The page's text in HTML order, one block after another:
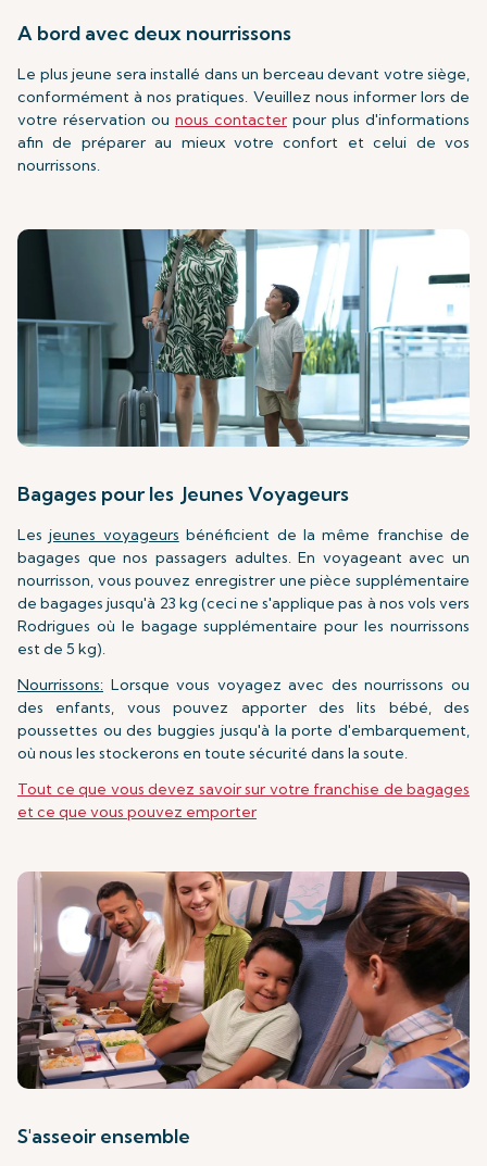
A bord avec deux nourrissons
Le plus jeune sera installé dans un berceau devant votre siège,
conformément à nos pratiques. Veuillez nous informer lors de
votre réservation ou nous contacter pour plus d'informations
afin de préparer au mieux votre confort et celui de vos
nourrissons.
Bagages pour les Jeunes Voyageurs
Lesjeunes voyageurs bénéficient de la même franchise de
bagages que nos passagers adultes. En voyageant avec un
nourrisson, vous pouvez enregistrer une pièce supplémentaire
de bagages jusqu'à 23 kg (ceci ne s'applique pas à nos vols vers
Rodrigues où le bagage supplémentaire pour les nourrissons
est de 5 kg).
Nourrissons: Lorsque vous voyagez avec des nourrissons ou
des enfants, vous pouvez apporter des lits bébé, des
poussettes ou des buggies jusqu'à la porte d'embarquement,
où nous les stockerons en toute sécurité dans la soute.
Tout ce que vous devez savoir sur votre franchise de bagages
et ce que vous pouvez emporter
S'asseoir ensemble